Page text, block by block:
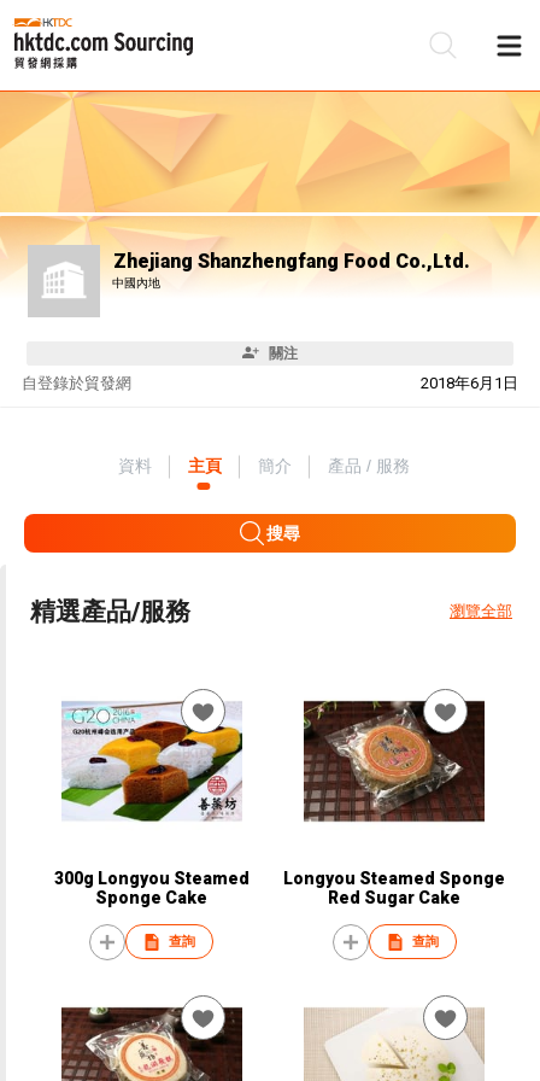
Zhejiang Shanzhengfang Food Co.,Ltd.
中國內地
關注
自 2018年6月1日
登錄於貿發網
資料 主頁 簡介 產品 / 服務
搜尋
精選產品/服務 瀏覽全部
300g Longyou Steamed
Sponge Cake
查詢
Longyou Steamed Sponge
Red Sugar Cake
查詢